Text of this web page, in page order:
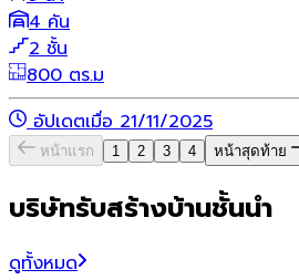
4 คัน
2 ชั้น
800 ตร.ม
อัปเดตเมื่อ 21/11/2025
หน้าแรก 1 2 3 4 หน้าสุดท้าย
บริษัทรับสร้างบ้านชั้นนำ
ดูทั้งหมด